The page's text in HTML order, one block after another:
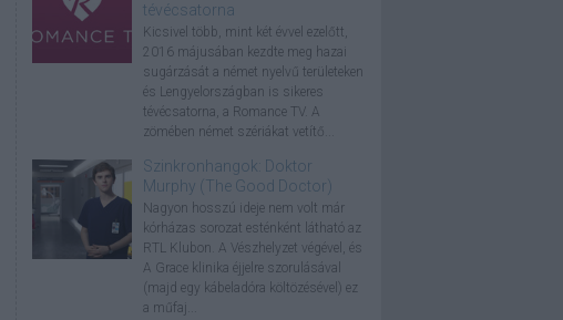
tévécsatorna
Kicsivel több, mint két évvel ezelőtt,
2016 májusában kezdte meg hazai
sugárzását a német nyelvű területeken
és Lengyelországban is sikeres
tévécsatorna, a Romance TV. A
zömében német szériákat vetítő...
Szinkronhangok: Doktor
Murphy (The Good Doctor)
Nagyon hosszú ideje nem volt már
kórházas sorozat esténként látható az
RTL Klubon. A Vészhelyzet végével, és
A Grace klinika éjjelre szorulásával
(majd egy kábeladóra költözésével) ez
a műfaj...